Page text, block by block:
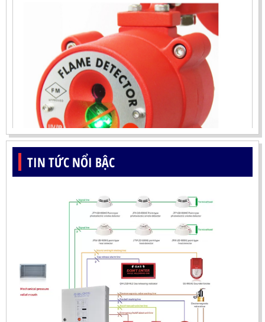
ĐẦU BÁO LỬA UV-IR CHỐNG NỔ-UX150 KOREA
Mã sản phẩm: UX150
TIN TỨC NỔI BẬC